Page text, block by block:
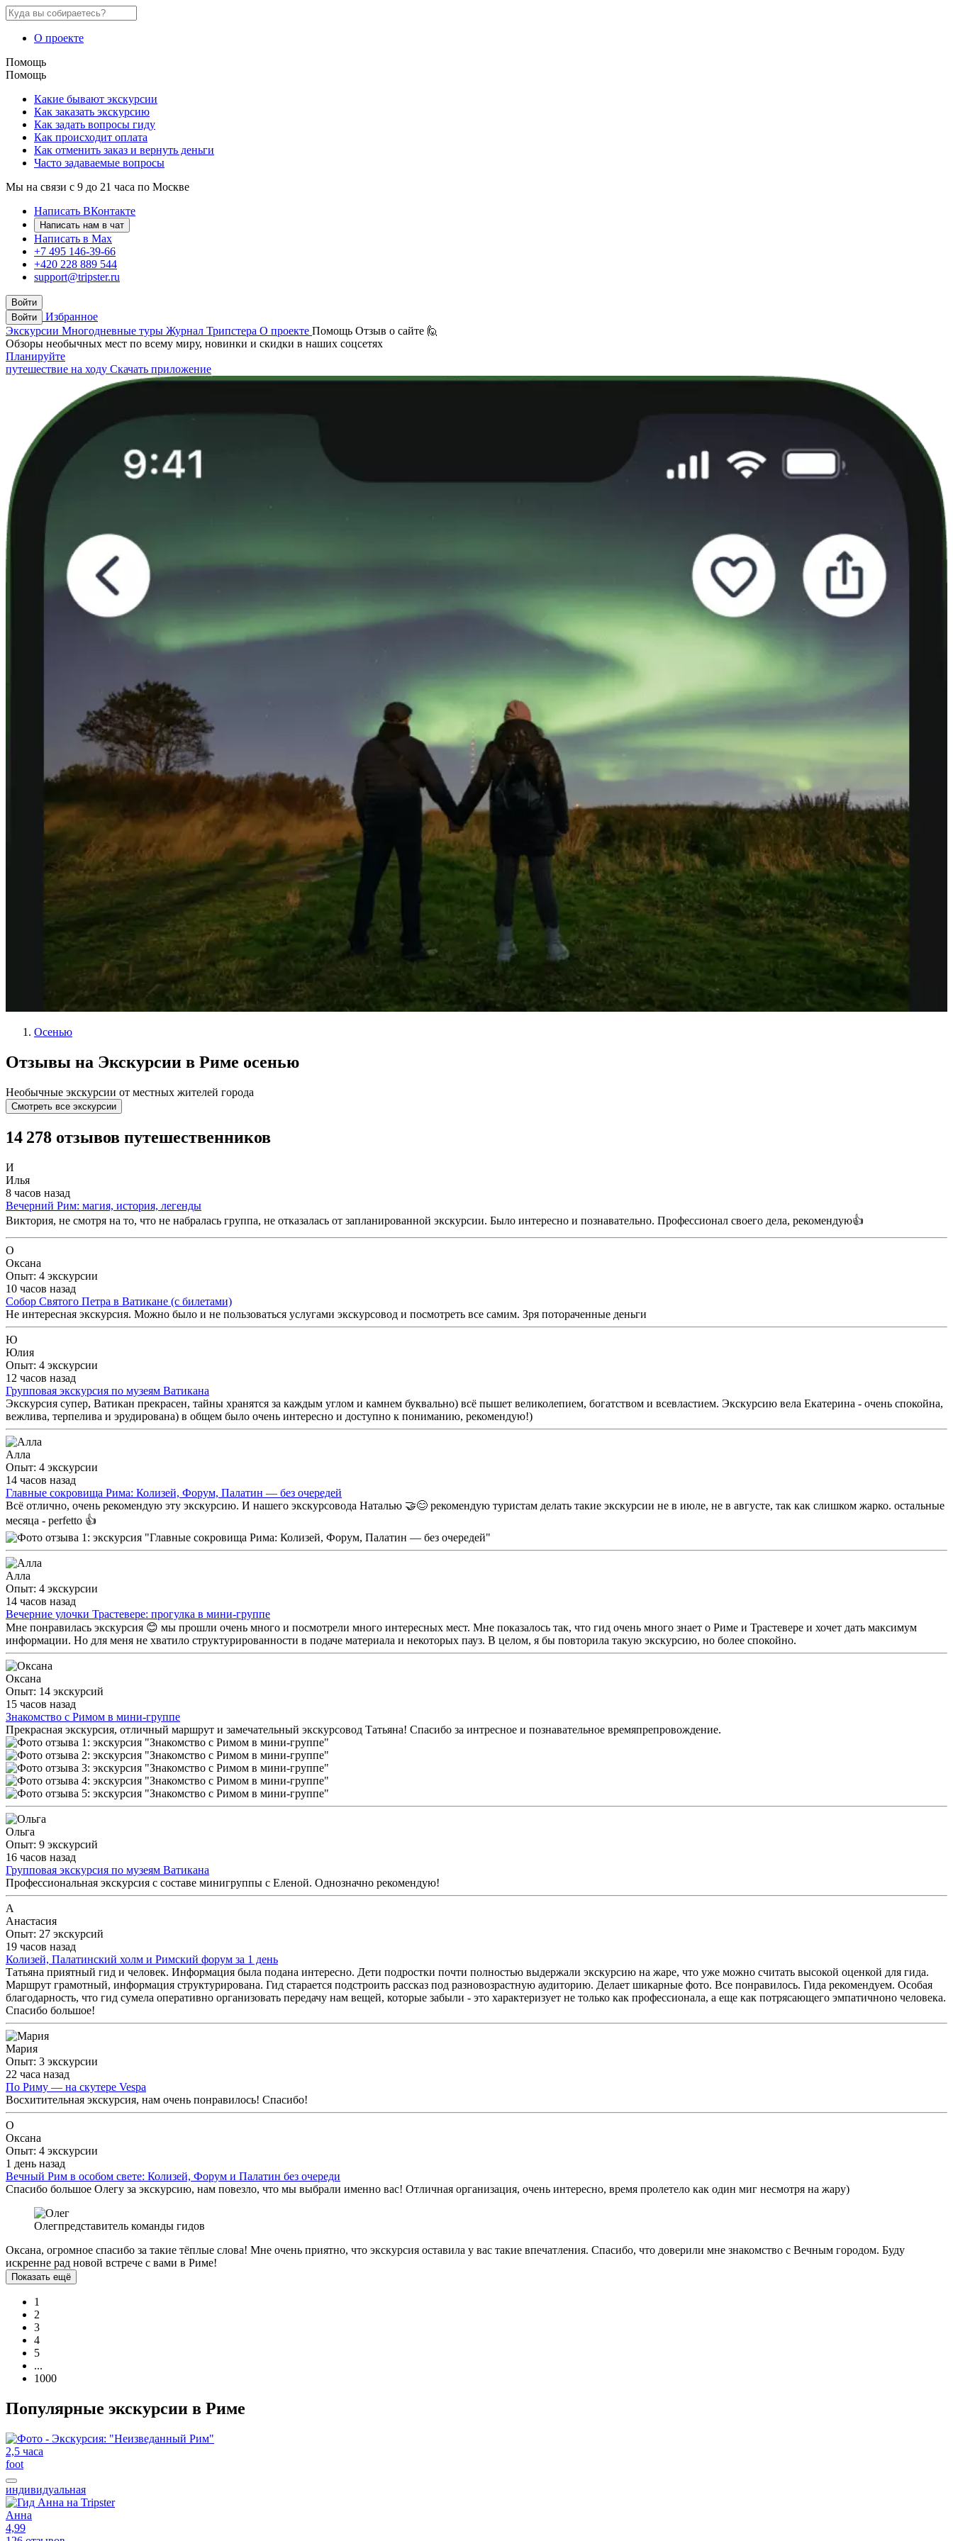
О проекте
Помощь
Помощь
Какие бывают экскурсии
Как заказать экскурсию
Как задать вопросы гиду
Как происходит оплата
Как отменить заказ и вернуть деньги
Часто задаваемые вопросы
Мы на связи с 9 до 21 часа по Москве
Написать ВКонтакте
Написать нам в чат
Написать в Max
+7 495 146-39-66
+420 228 889 544
support@tripster.ru
Войти
Войти
Избранное
Экскурсии Многодневные туры Журнал Трипстера О проекте Помощь Отзыв о сайте 🙋
Обзоры необычных мест по всему миру, новинки и скидки в наших соцсетях
Планируйте
путешествие на ходу Скачать приложение
Осенью
Отзывы на Экскурсии в Риме осенью
Необычные экскурсии от местных жителей города
Смотреть все экскурсии
14 278 отзывов путешественников
И
Илья
8 часов назад
Вечерний Рим: магия, история, легенды
Виктория, не смотря на то, что не набралась группа, не отказалась от запланированной экскурсии. Было интересно и познавательно. Профессионал своего дела, рекомендую👍
О
Оксана
Опыт: 4 экскурсии
10 часов назад
Собор Святого Петра в Ватикане (с билетами)
Не интересная экскурсия. Можно было и не пользоваться услугами экскурсовод и посмотреть все самим. Зря потораченные деньги
Ю
Юлия
Опыт: 4 экскурсии
12 часов назад
Групповая экскурсия по музеям Ватикана
Экскурсия супер, Ватикан прекрасен, тайны хранятся за каждым углом и камнем буквально) всё пышет великолепием, богатством и всевластием. Экскурсию вела Екатерина - очень спокойна,
вежлива, терпелива и эрудирована) в общем было очень интересно и доступно к пониманию, рекомендую!)
Алла
Опыт: 4 экскурсии
14 часов назад
Главные сокровища Рима: Колизей, Форум, Палатин — без очередей
Всё отлично, очень рекомендую эту экскурсию. И нашего экскурсовода Наталью 🤝😊 рекомендую туристам делать такие экскурсии не в июле, не в августе, так как слишком жарко. остальные
месяца - perfetto 👍
Алла
Опыт: 4 экскурсии
14 часов назад
Вечерние улочки Трастевере: прогулка в мини-группе
Мне понравилась экскурсия 😊 мы прошли очень много и посмотрели много интересных мест. Мне показалось так, что гид очень много знает о Риме и Трастевере и хочет дать максимум
информации. Но для меня не хватило структурированности в подаче материала и некоторых пауз. В целом, я бы повторила такую экскурсию, но более спокойно.
Оксана
Опыт: 14 экскурсий
15 часов назад
Знакомство с Римом в мини-группе
Прекрасная экскурсия, отличный маршрут и замечательный экскурсовод Татьяна! Спасибо за интресное и познавательное времяпрепровождение.
Ольга
Опыт: 9 экскурсий
16 часов назад
Групповая экскурсия по музеям Ватикана
Профессиональная экскурсия с составе минигруппы с Еленой. Однозначно рекомендую!
А
Анастасия
Опыт: 27 экскурсий
19 часов назад
Колизей, Палатинский холм и Римский форум за 1 день
Татьяна приятный гид и человек. Информация была подана интересно. Дети подростки почти полностью выдержали экскурсию на жаре, что уже можно считать высокой оценкой для гида.
Маршрут грамотный, информация структурирована. Гид старается подстроить рассказ под разновозрастную аудиторию. Делает шикарные фото. Все понравилось. Гида рекомендуем. Особая
благодарность, что гид сумела оперативно организовать передачу нам вещей, которые забыли - это характеризует не только как профессионала, а еще как потрясающего эмпатичноно человека.
Спасибо большое!
Мария
Опыт: 3 экскурсии
22 часа назад
По Риму — на скутере Vespa
Восхитительная экскурсия, нам очень понравилось! Спасибо!
О
Оксана
Опыт: 4 экскурсии
1 день назад
Вечный Рим в особом свете: Колизей, Форум и Палатин без очереди
Спасибо большое Олегу за экскурсию, нам повезло, что мы выбрали именно вас! Отличная организация, очень интересно, время пролетело как один миг несмотря на жару)
Олегпредставитель команды гидов
Оксана, огромное спасибо за такие тёплые слова! Мне очень приятно, что экскурсия оставила у вас такие впечатления. Спасибо, что доверили мне знакомство с Вечным городом. Буду
искренне рад новой встрече с вами в Риме!
Показать ещё
1
2
3
4
5
...
1000
Популярные экскурсии в Риме
2,5 часа
foot
индивидуальная
Анна
4,99